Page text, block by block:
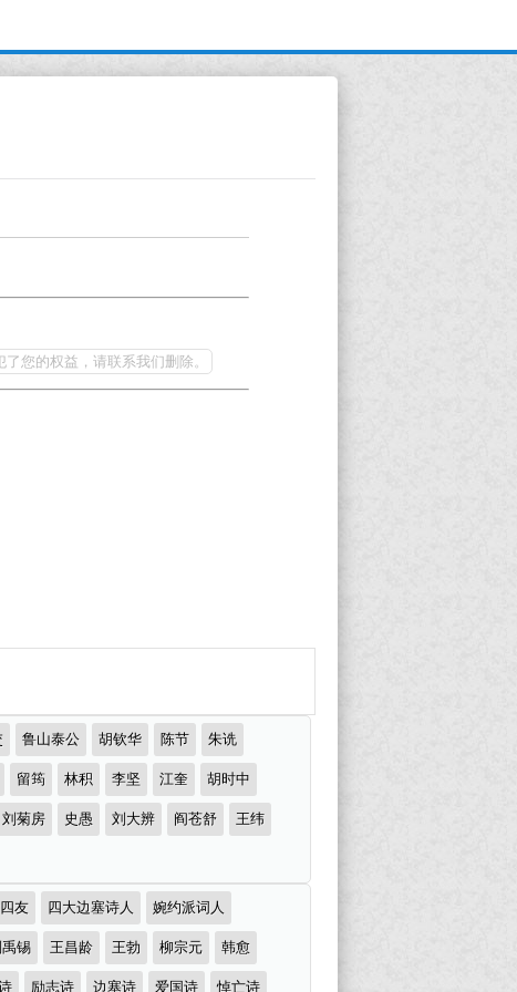
您的权益，请联系我们删除。
鲁山泰公 胡钦华 陈节 朱诜
留筠 林积 李坚 江奎 胡时中
刘菊房 史愚 刘大辨 阎苍舒 王纬
友 四大边塞诗人 婉约派词人
锡 王昌龄 王勃 柳宗元 韩愈
励志诗 边塞诗 爱国诗 悼亡诗